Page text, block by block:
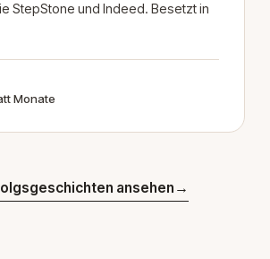
StepStone und Indeed. Besetzt in
Monate
ansehen →